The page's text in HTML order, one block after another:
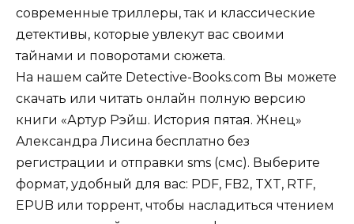
современные триллеры, так и классические
детективы, которые увлекут вас своими
тайнами и поворотами сюжета.
На нашем сайте Detective-Books.com Вы можете
скачать или читать онлайн полную версию
книги «Артур Рэйш. История пятая. Жнец»
Александра Лисина бесплатно без
регистрации и отправки sms (смс). Выберите
формат, удобный для вас: PDF, FB2, TXT, RTF,
EPUB или торрент, чтобы насладиться чтением